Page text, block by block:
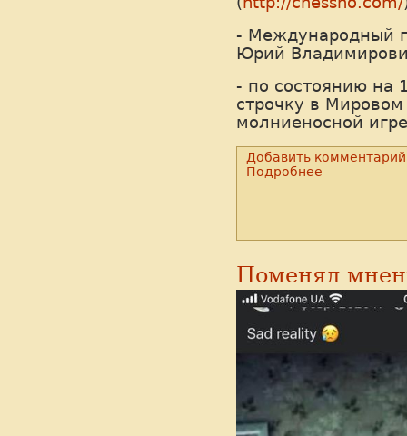
- Международный
Юрий
- по состоянию на
строчку в
молниеносной
Добавить комментарий
Подробнее
Поменял